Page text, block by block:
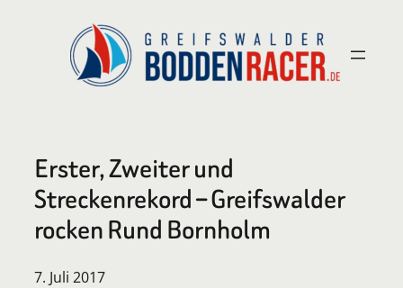
Erster, Zweiter und
Streckenrekord – Greifswalder
rocken Rund Bornholm
7. Juli 2017